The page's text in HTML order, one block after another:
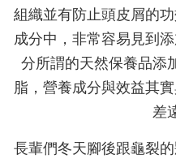
組織並有防止頭皮屑的
成分中，非常容易見到添
分所謂的天然保養品添
脂，營養成分與效益其
差
長輩們冬天腳後跟龜裂